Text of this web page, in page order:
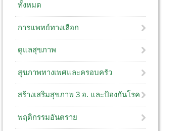
ทั้งหมด
การแพทย์ทางเลือก
ดูแลสุขภาพ
สุขภาพทางเพศและครอบครัว
สร้างเสริมสุขภาพ 3 อ. และป้องกันโรค
พฤติกรรมอันตราย